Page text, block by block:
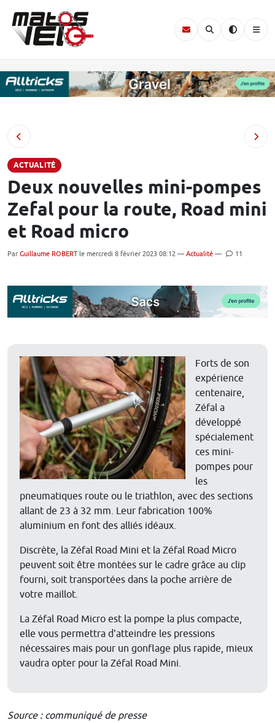
ACTUALITÉ
Deux nouvelles mini-pompes
Zefal pour la route, Road mini
et Road micro
Par Guillaume ROBERT le mercredi 8 février 2023 08:12 — Actualité — 11
Forts de son
expérience
centenaire,
Zéfal a
développé
spécialement
ces mini-
pompes pour
les
pneumatiques route ou le triathlon, avec des sections
allant de 23 à 32 mm. Leur fabrication 100%
aluminium en font des alliés idéaux.
Discrète, la Zéfal Road Mini et la Zéfal Road Micro
peuvent soit être montées sur le cadre grâce au clip
fourni, soit transportées dans la poche arrière de
votre maillot.
La Zéfal Road Micro est la pompe la plus compacte,
elle vous permettra d'atteindre les pressions
nécessaires mais pour un gonflage plus rapide, mieux
vaudra opter pour la Zéfal Road Mini.
Source : communiqué de presse